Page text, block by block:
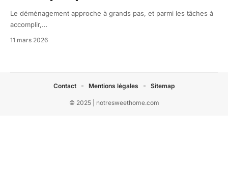
Le déménagement approche à grands pas, et parmi les tâches à
accomplir,…
11 mars 2026
© 2025 | notresweethome.com
Contact Mentions légales Sitemap